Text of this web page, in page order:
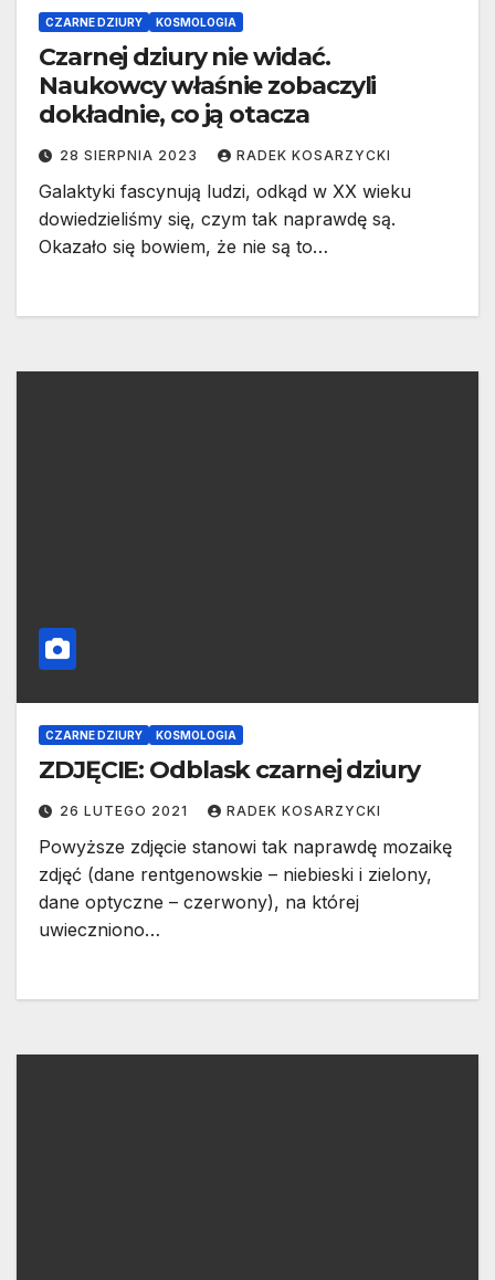
CZARNE DZIURY KOSMOLOGIA
Czarnej dziury nie widać.
Naukowcy właśnie zobaczyli
dokładnie, co ją otacza
28 SIERPNIA 2023 RADEK KOSARZYCKI
Galaktyki fascynują ludzi, odkąd w XX wieku
dowiedzieliśmy się, czym tak naprawdę są.
Okazało się bowiem, że nie są to…
CZARNE DZIURY KOSMOLOGIA
ZDJĘCIE: Odblask czarnej dziury
26 LUTEGO 2021 RADEK KOSARZYCKI
Powyższe zdjęcie stanowi tak naprawdę mozaikę
zdjęć (dane rentgenowskie – niebieski i zielony,
dane optyczne – czerwony), na której
uwieczniono…